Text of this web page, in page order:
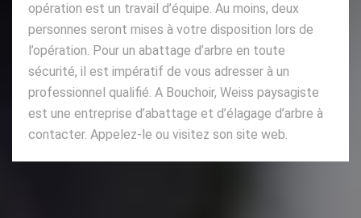
opération est un travail d’équipe. Au moins, deux
personnes seront mises à votre disposition lors de
l’opération. Pour un abattage d’arbre en toute
sécurité, il est impératif de vous adresser à un
professionnel qualifié. A Bouchoir, Weiss paysagiste
est une entreprise d’abattage et d’élagage d’arbre à
contacter. Appelez-le ou visitez son site web.